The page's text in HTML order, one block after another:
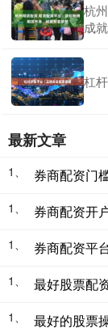
杭
成
杠
最新文章
1、 券商配资门
1、 券商配资开
1、 券商配资平
1、 最好股票配
1、 最好的股票